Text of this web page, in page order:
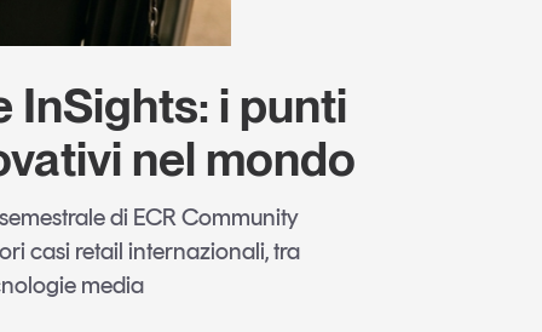
InSights: i punti
nel mondo
di ECR Community
casi retail internazionali, tra
media